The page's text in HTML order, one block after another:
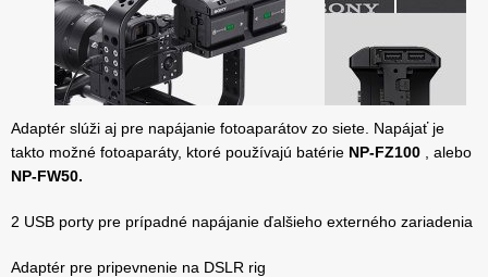
Adaptér slúži aj pre napájanie fotoaparátov zo siete. Napájať je
takto možné fotoaparáty, ktoré používajú batérie NP-FZ100 , alebo
NP-FW50.
2 USB porty pre prípadné napájanie ďalšieho externého zariadenia
Adaptér pre pripevnenie na DSLR rig